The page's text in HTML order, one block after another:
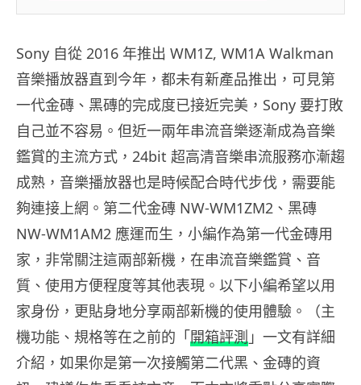
Sony 自從 2016 年推出 WM1Z, WM1A Walkman
音樂播放器直到今年，都未有新產品推出，可見第
一代金磚、黑磚的完成度已接近完美，Sony 要打敗
自己並不容易。但近一兩年串流音樂逐漸成為音樂
鑑賞的主流方式，24bit 超高清音樂串流服務亦漸趨
成熟，音樂播放器也是時候配合時代步伐，需要能
夠連接上網。第二代金磚 NW-WM1ZM2、黑磚
NW-WM1AM2 應運而生，小編作為第一代金磚用
家，非常關注這兩部新機，在串流音樂鑑賞、音
質、使用方便程度等其他表現。以下小編希望以用
家身份，更貼身地分享兩部新機的使用體驗。（主
機功能、規格等在之前的「開箱評測 」一文有詳細
介紹，如果你是第一次接觸第二代黑、金磚的資